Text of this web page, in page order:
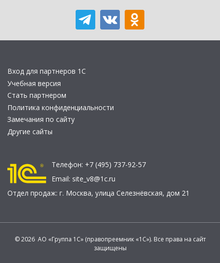
Вход для партнеров 1С
Учебная версия
Стать партнером
Политика конфиденциальности
Замечания по сайту
Другие сайты
Телефон: +7 (495) 737-92-57
Email: site_v8@1c.ru
Отдел продаж: г. Москва, улица Селезнёвская, дом 21
© 2026 АО «Группа 1С» (правопреемник «1С»). Все права на сайт
защищены